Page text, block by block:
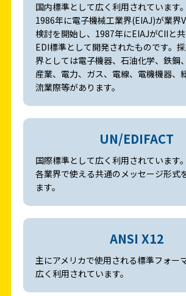
国内標準として広く利用されています。
1986年に電子機械工業界(EIAJ)が業界
検討を開始し、1987年にEIAJがCIIと
EDI標準として開発されたものです。
界としては電子機器、石油化学、鉄鋼
産業、電力、ガス、電線、電機機器、
流業際等があります。
UN/EDIFACT
国際標準として広く利用されています。
各業界で使える共通のメッセージ形式
ます。
ANSI X12
主にアメリカで使用される標準フォー
広く利用されています。